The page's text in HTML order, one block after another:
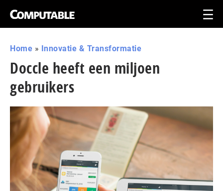
Home » Innovatie & Transformatie
Doccle heeft een miljoen
gebruikers